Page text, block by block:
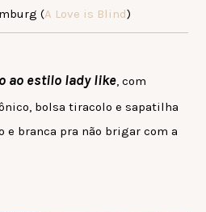
(A Love is Blind)
ao estilo lady like, com
bolsa tiracolo e sapatilha
e branca pra não brigar com a